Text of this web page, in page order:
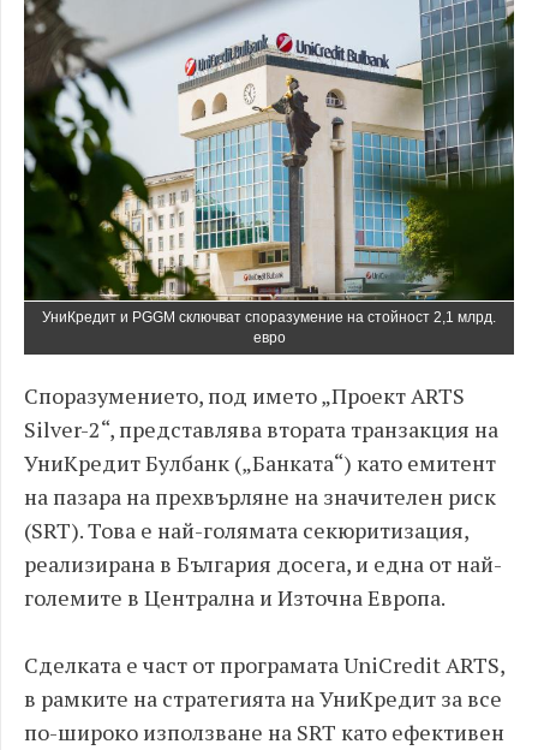
УниКредит и PGGM сключват споразумение на стойност 2,1 млрд.
евро
Споразумението, под името „Проект ARTS
Silver-2“, представлява втората транзакция на
УниКредит Булбанк („Банката“) като емитент
на пазара на прехвърляне на значителен риск
(SRT). Това е най-голямата секюритизация,
реализирана в България досега, и една от най-
големите в Централна и Източна Европа.
Сделката е част от програмата UniCredit ARTS,
в рамките на стратегията на УниКредит за все
по-широко използване на SRT като ефективен